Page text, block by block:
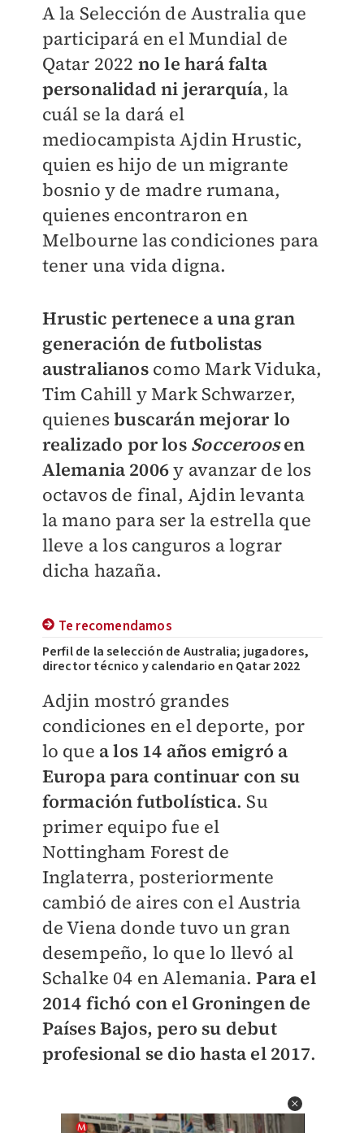
A la Selección de Australia que
participará en el Mundial de
Qatar 2022 no le hará falta
personalidad ni jerarquía, la
cuál se la dará el
mediocampista Ajdin Hrustic,
quien es hijo de un migrante
bosnio y de madre rumana,
quienes encontraron en
Melbourne las condiciones para
tener una vida digna.
Hrustic pertenece a una gran
generación de futbolistas
australianoscomo Mark Viduka,
Tim Cahill y Mark Schwarzer,
quienesbuscarán mejorar lo
realizado por los Socceroosen
Alemania 2006y avanzar de los
octavos de final, Ajdin levanta
la mano para ser la estrella que
lleve a los canguros a lograr
dicha hazaña.
Te recomendamos
Perfil de la selección de Australia; jugadores,
director técnico y calendario en Qatar 2022
Adjin mostró grandes
condiciones en el deporte, por
lo que a los 14 años emigró a
Europa para continuar con su
formación futbolística. Su
primer equipo fue el
Nottingham Forest de
Inglaterra, posteriormente
cambió de aires con el Austria
de Viena donde tuvo un gran
desempeño, lo que lo llevó al
Schalke 04 en Alemania.Para el
2014 fichó con el Groningen de
Países Bajos, pero su debut
profesional se dio hasta el 2017.